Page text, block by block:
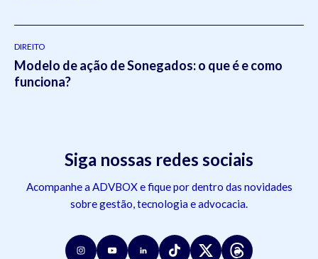
DIREITO
Modelo de ação de Sonegados: o que é e como
funciona?
Siga nossas redes sociais
Acompanhe a ADVBOX e fique por dentro das novidades
sobre gestão, tecnologia e advocacia.